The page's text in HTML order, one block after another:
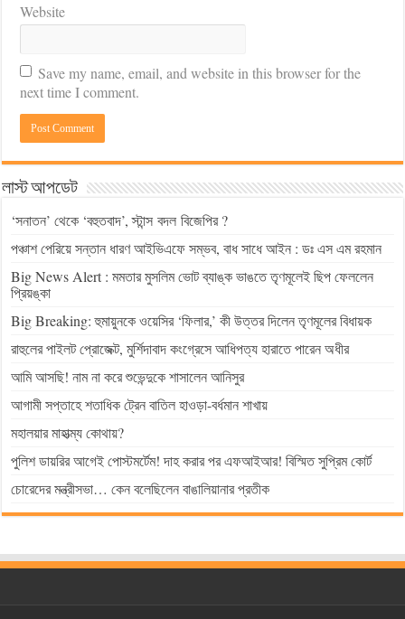
Website
Save my name, email, and website in this browser for the
next time I comment.
লাস্ট আপডেট
‘সনাতন’ থেকে ‘বহুতবাদ’, স্টান্স বদল বিজেপির ?
পঞ্চাশ পেরিয়ে সন্তান ধারণ আইভিএফে সম্ভব, বাধ সাধে আইন : ডঃ এস এম রহমান
Big News Alert : মমতার মুসলিম ভোট ব্যাঙ্ক ভাঙতে তৃণমূলেই ছিপ ফেললেন
প্রিয়ঙ্কা
Big Breaking: হুমায়ুনকে ওয়েসির ‘ফিলার,’ কী উত্তর দিলেন তৃণমূলের বিধায়ক
রাহুলের পাইলট প্রোজেক্ট, মুর্শিদাবাদ কংগ্রেসে আধিপত্য হারাতে পারেন অধীর
আমি আসছি! নাম না করে শুভেন্দুকে শাসালেন আনিসুর
আগামী সপ্তাহে শতাধিক ট্রেন বাতিল হাওড়া-বর্ধমান শাখায়
মহালয়ার মাহাত্ম্য কোথায়?
পুলিশ ডায়রির আগেই পোস্টমর্টেম! দাহ করার পর এফআইআর! বিস্মিত সুপ্রিম কোর্ট
চোরেদের মন্ত্রীসভা… কেন বলেছিলেন বাঙালিয়ানার প্রতীক